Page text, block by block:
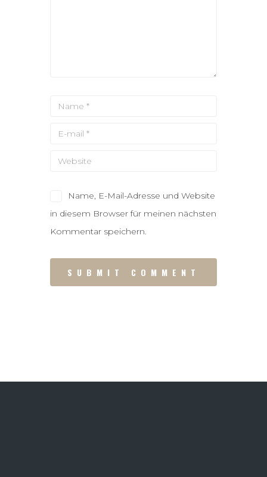
Name, E-Mail-Adresse und Website
in diesem Browser für meinen nächsten
Kommentar speichern.